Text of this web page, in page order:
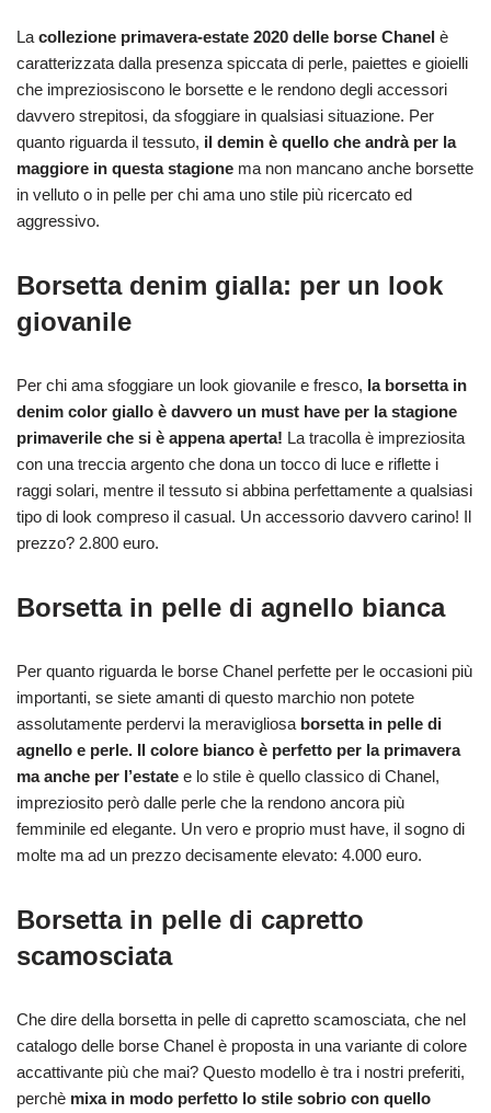
La collezione primavera-estate 2020 delle borse Chanel è
caratterizzata dalla presenza spiccata di perle, paiettes e gioielli
che impreziosiscono le borsette e le rendono degli accessori
davvero strepitosi, da sfoggiare in qualsiasi situazione. Per
quanto riguarda il tessuto, il demin è quello che andrà per la
maggiore in questa stagione ma non mancano anche borsette
in velluto o in pelle per chi ama uno stile più ricercato ed
aggressivo.
Borsetta denim gialla: per un look
giovanile
Per chi ama sfoggiare un look giovanile e fresco, la borsetta in
denim color giallo è davvero un must have per la stagione
primaverile che si è appena aperta! La tracolla è impreziosita
con una treccia argento che dona un tocco di luce e riflette i
raggi solari, mentre il tessuto si abbina perfettamente a qualsiasi
tipo di look compreso il casual. Un accessorio davvero carino! Il
prezzo? 2.800 euro.
Borsetta in pelle di agnello bianca
Per quanto riguarda le borse Chanel perfette per le occasioni più
importanti, se siete amanti di questo marchio non potete
assolutamente perdervi la meravigliosa borsetta in pelle di
agnello e perle. Il colore bianco è perfetto per la primavera
ma anche per l’estate e lo stile è quello classico di Chanel,
impreziosito però dalle perle che la rendono ancora più
femminile ed elegante. Un vero e proprio must have, il sogno di
molte ma ad un prezzo decisamente elevato: 4.000 euro.
Borsetta in pelle di capretto
scamosciata
Che dire della borsetta in pelle di capretto scamosciata, che nel
catalogo delle borse Chanel è proposta in una variante di colore
accattivante più che mai? Questo modello è tra i nostri preferiti,
perchè mixa in modo perfetto lo stile sobrio con quello